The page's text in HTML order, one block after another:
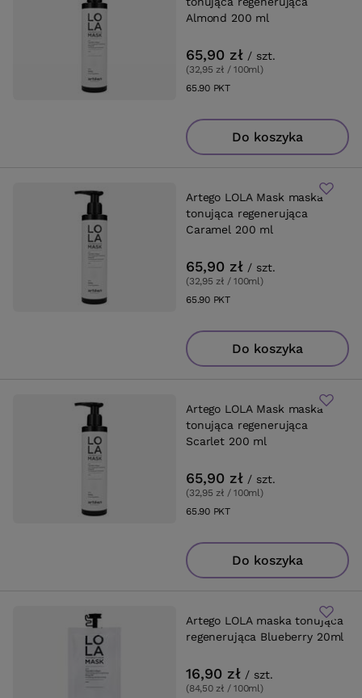
Almond 200 ml
65,90 zł / szt.
(32,95 zł / 100ml)
65.90PKTpunktów
Do koszyka
Artego LOLA Mask maska
tonująca regenerująca
Caramel 200 ml
65,90 zł / szt.
(32,95 zł / 100ml)
65.90PKTpunktów
Do koszyka
Artego LOLA Mask maska
tonująca regenerująca
Scarlet 200 ml
65,90 zł / szt.
(32,95 zł / 100ml)
65.90PKTpunktów
Do koszyka
Artego LOLA maska tonująca
regenerująca Blueberry 20ml
16,90 zł / szt.
(84,50 zł / 100ml)